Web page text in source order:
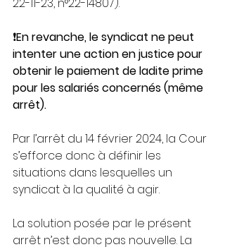
22-11-23, n°22-14807).
❗En revanche, le syndicat ne peut
intenter une action en justice pour
obtenir le paiement de ladite prime
pour les salariés concernés (même
arrêt).
Par l’arrêt du 14 février 2024, la Cour
s’efforce donc à définir les
situations dans lesquelles un
syndicat à la qualité à agir.
La solution posée par le présent
arrêt n’est donc pas nouvelle. La